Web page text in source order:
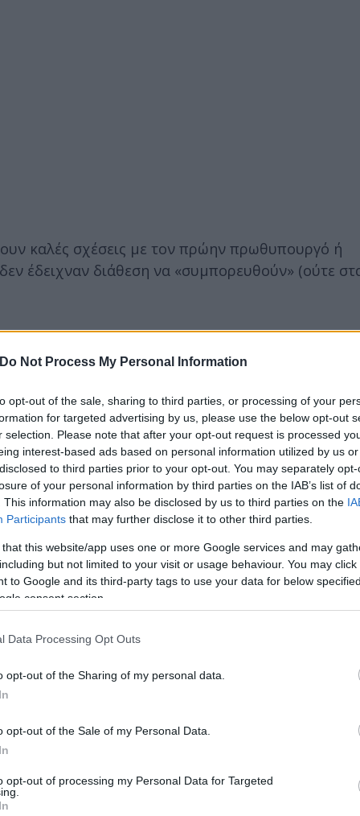
Do Not Process My Personal Information
opt-out of the sale, sharing to third parties, or processing of your
for targeted advertising by us, please use the below opt-out
selection. Please note that after your opt-out request is processed
interest-based ads based on personal information utilized by us
to third parties prior to your opt-out. You may separately
of your personal information by third parties on the IAB’s list of
This information may also be disclosed by us to third parties on the
Participants that may further disclose it to other third parties.
that this website/app uses one or more Google services and may
but not limited to your visit or usage behaviour. You may
to Google and its third-party tags to use your data for below
consent section.
Data Processing Opt Outs
opt-out of the Sharing of my personal data.
opt-out of the Sale of my Personal Data.
opt-out of processing my Personal Data for Targeted
καλές σχέσεις με τον πρώην πρωθυπουργό ή
έδειχναν διάθεση να «συμπορευθούν» (ούτε
είναι πολύ καλά ενημερωμένος. Βλέπεις
με τον Αντώνη», ρώτησα. Η απάντηση ήταν κοφτή
ανάμεσα σε βουλευτές, δεν είναι τέτοιες
από τον Α. Σαμαρά, κάτι που αφήνουν
μου εκτίμηση, δεν πρόκειται να κάνει τέτοιο
Βέβαια, πρόσθεσε, οι ιδέες αυτές είναι
που λέμε ότι τον οδηγούν εκ προσωπικών